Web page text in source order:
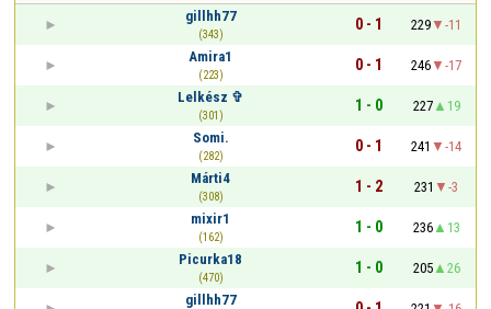
gillhh77
(343)
0 - 1 229
-11
Amira1
(223)
0 - 1 246
-17
Lelkész ✞
(301)
1 - 0 227
19
Somi.
(282)
0 - 1 241
-14
Márti4
(308)
1 - 2 231
-3
mixir1
(162)
1 - 0 236
13
Picurka18
(470)
1 - 0 205
26
gillhh77